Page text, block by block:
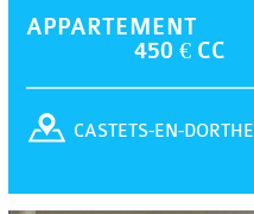
APPARTEMENT
450 € CC
CASTETS-EN-DORTHE